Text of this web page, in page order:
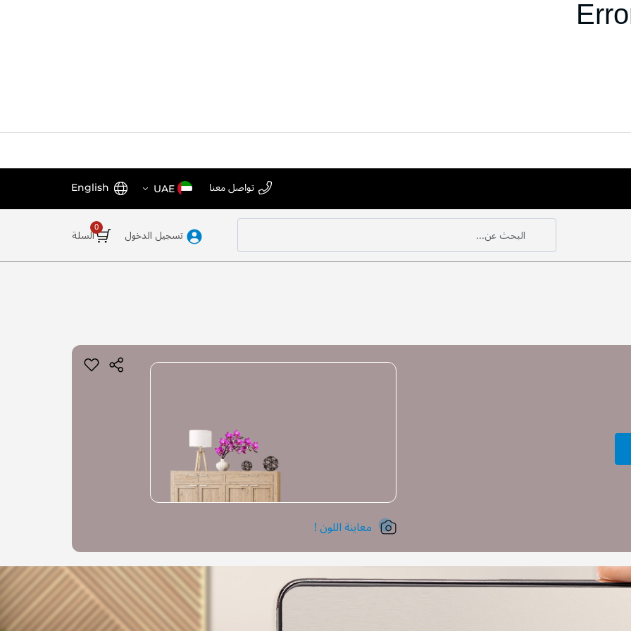
تواصل معنا اختر
المتجر
UAE اللغة English
السلة تسجيل الدخول
بحث
البحث عن...
بحث
معاينة اللون !